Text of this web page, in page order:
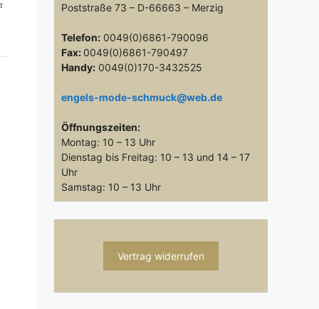
Poststraße 73 – D-66663 – Merzig
Telefon: 0049(0)6861-790096
Fax: 0049(0)6861-790497
Handy: 0049(0)170-3432525
engels-mode-schmuck@web.de
Öffnungszeiten:
Montag: 10 – 13 Uhr
Dienstag bis Freitag: 10 – 13 und 14 – 17
Uhr
Samstag: 10 – 13 Uhr
Vertrag widerrufen